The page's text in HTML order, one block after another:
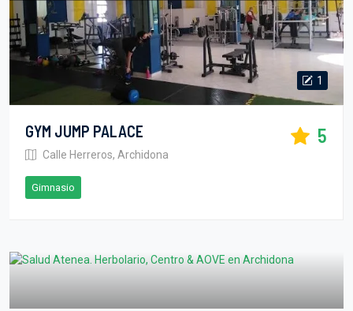
1
GYM JUMP PALACE
Calle Herreros, Archidona
5
Gimnasio